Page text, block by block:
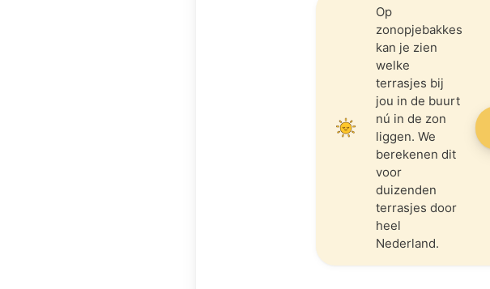
Op
zonopjebakkes
kan je zien
welke
terrasjes bij
jou in de buurt
nú in de zon
liggen. We
berekenen dit
voor
duizenden
terrasjes door
heel
Nederland.